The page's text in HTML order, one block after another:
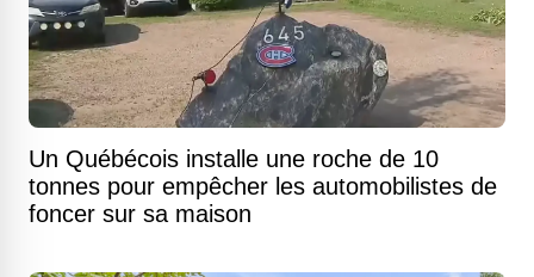
Un Québécois installe une roche de 10
tonnes pour empêcher les automobilistes de
foncer sur sa maison